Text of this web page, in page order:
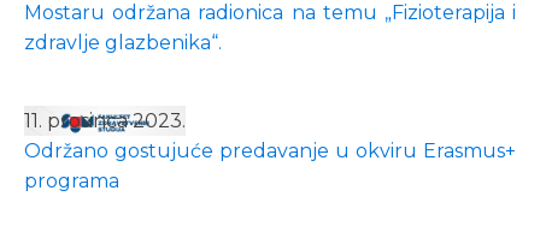
Mostaru održana radionica na temu „Fizioterapija i
zdravlje glazbenika“.
11. prosinca 2023.
Održano gostujuće predavanje u okviru Erasmus+
programa